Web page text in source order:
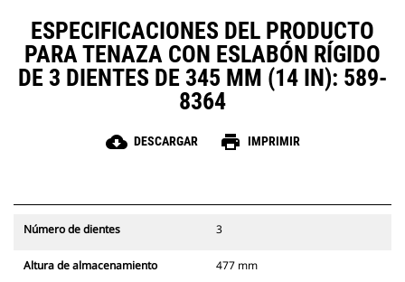
ESPECIFICACIONES DEL PRODUCTO
PARA TENAZA CON ESLABÓN RÍGIDO
DE 3 DIENTES DE 345 MM (14 IN): 589-
8364
cloud_download DESCARGAR print IMPRIMIR
Número de dientes 3
Altura de almacenamiento 477 mm